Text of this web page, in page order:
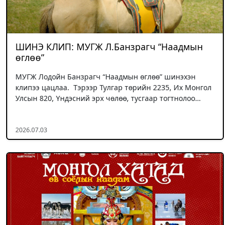
ШИНЭ КЛИП: МУГЖ Л.Банзрагч “Наадмын
өглөө”
МУГЖ Лодойн Банзрагч “Наадмын өглөө” шинэхэн
клипээ цацлаа. Тэрээр Тулгар төрийн 2235, Их Монгол
Улсын 820, Үндэсний эрх чөлөө, тусгаар тогтнолоо…
2026.07.03